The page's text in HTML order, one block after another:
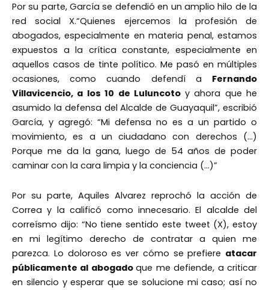
Por su parte, García se defendió en un amplio hilo de la
red social X.“Quienes ejercemos la profesión de
abogados, especialmente en materia penal, estamos
expuestos a la crítica constante, especialmente en
aquellos casos de tinte político. Me pasó en múltiples
ocasiones, como cuando defendí a Fernando
Villavicencio, a los 10 de Luluncoto y ahora que he
asumido la defensa del Alcalde de Guayaquil”, escribió
García, y agregó: “Mi defensa no es a un partido o
movimiento, es a un ciudadano con derechos (…)
Porque me da la gana, luego de 54 años de poder
caminar con la cara limpia y la conciencia (…)”
Por su parte, Aquiles Alvarez reprochó la acción de
Correa y la calificó como innecesario. El alcalde del
correísmo dijo: “No tiene sentido este tweet (X), estoy
en mi legítimo derecho de contratar a quien me
parezca. Lo doloroso es ver cómo se prefiere atacar
públicamente al abogadoque me defiende, a criticar
en silencio y esperar que se solucione mi caso; así no